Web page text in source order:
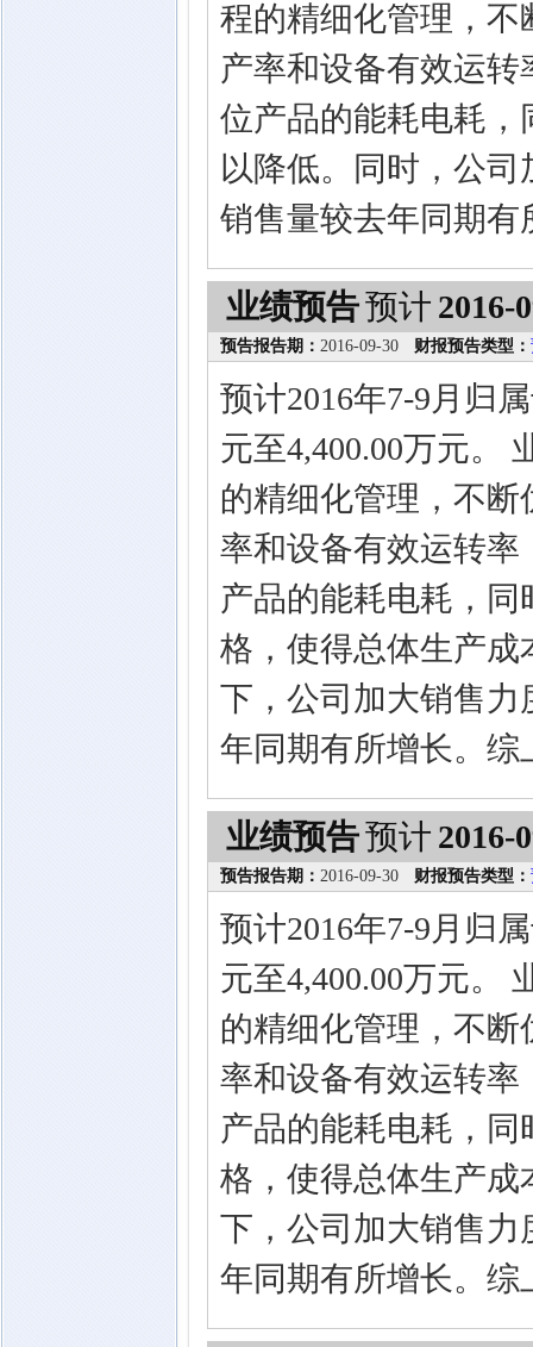
程的精细化管理，
产率和设备有效运
位产品的能耗电耗
以降低。同时，公
销售量较去年同期
业绩预告预计 2016-
预告报告期： 2016-09-30 财报预告类型：
预计2016年7-9月归
元至4,400.00万元。
的精细化管理，不
率和设备有效运转
产品的能耗电耗，
格，使得总体生产
下，公司加大销售
年同期有所增长。
业绩预告预计 2016-
预告报告期： 2016-09-30 财报预告类型：
预计2016年7-9月归
元至4,400.00万元。
的精细化管理，不
率和设备有效运转
产品的能耗电耗，
格，使得总体生产
下，公司加大销售
年同期有所增长。